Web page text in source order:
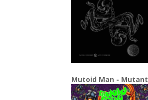
Mutoid Man -